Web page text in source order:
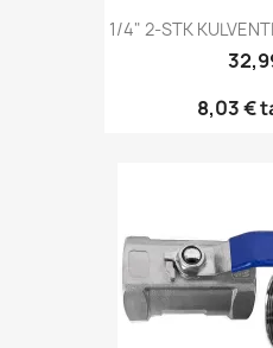
1/4" 2-STK
8,03 €